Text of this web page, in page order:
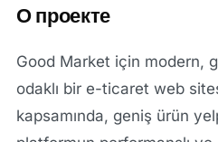
О проекте
Good Market için modern,
odaklı bir e-ticaret web
kapsamında, geniş ürün